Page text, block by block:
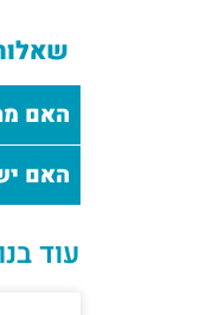
האם
האם
עוד